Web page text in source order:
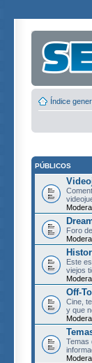
Índice
PÚBLICOS
Foro
Este
viejos
Off-
Cine,
y que
Temas